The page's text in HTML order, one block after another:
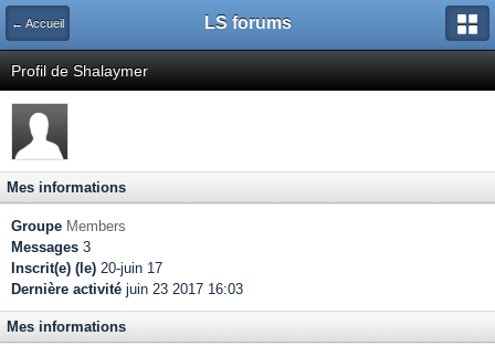
← Accueil LS forums
Profil de Shalaymer
Mes informations
Groupe Members
Messages 3
Inscrit(e) (le) 20-juin 17
Dernière activité juin 23 2017 16:03
Mes informations